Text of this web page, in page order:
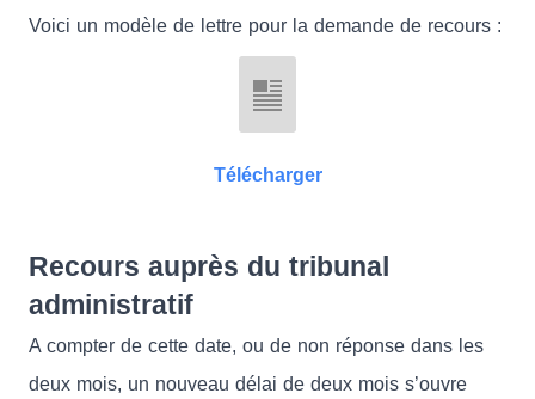
Voici un modèle de lettre pour la demande de recours :
Télécharger
Recours auprès du tribunal
administratif
A compter de cette date, ou de non réponse dans les
deux mois, un nouveau délai de deux mois s’ouvre